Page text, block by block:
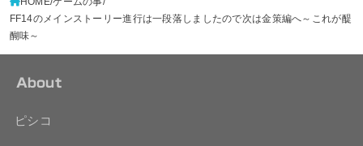
FF14のメインストーリー進行は一段落しましたので次は金策編へ～これが醍
醐味～
About
ピシコ